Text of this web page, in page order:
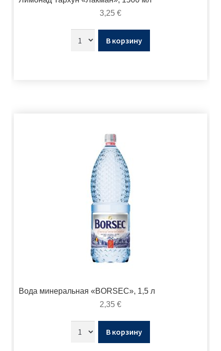
3,25 €
В корзину
Вода минеральная «BORSEC», 1,5 л
2,35 €
В корзину